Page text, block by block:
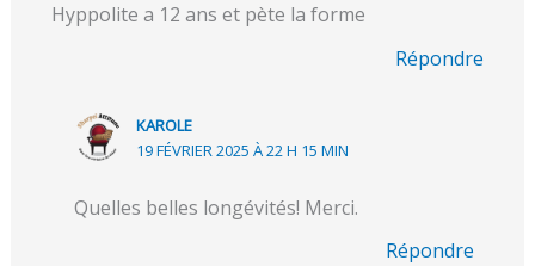
Hyppolite a 12 ans et pète la forme
Répondre
KAROLE
19 FÉVRIER 2025 À 22 H 15 MIN
Quelles belles longévités! Merci.
Répondre